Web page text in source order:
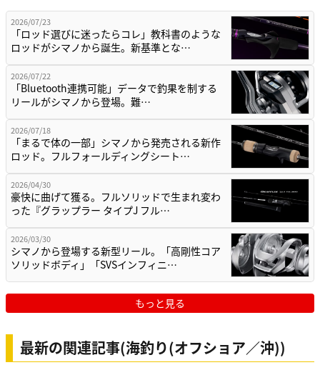
2026/07/23
「ロッド選びに迷ったらコレ」教科書のような
ロッドがシマノから誕生。新基準とな…
2026/07/22
「Bluetooth連携可能」データで釣果を制する
リールがシマノから登場。難…
2026/07/18
「まるで体の一部」シマノから発売される新作
ロッド。フルフォールディングシート…
2026/04/30
豪快に曲げて獲る。フルソリッドで生まれ変わ
った『グラップラー タイプJ フル…
2026/03/30
シマノから登場する新型リール。「高剛性コア
ソリッドボディ」「SVSインフィニ…
もっと見る
最新の関連記事(海釣り(オフショア／沖))